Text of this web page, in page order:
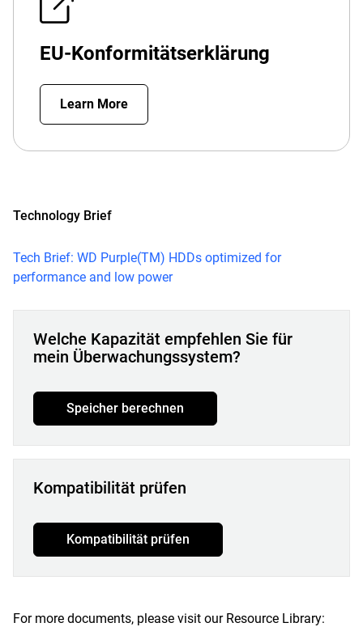
EU-Konformitätserklärung
Learn More
Technology Brief
Tech Brief: WD Purple(TM) HDDs optimized for
performance and low power
Welche Kapazität empfehlen Sie für
mein Überwachungssystem?
Speicher berechnen
Kompatibilität prüfen
Kompatibilität prüfen
For more documents, please visit our Resource Library: